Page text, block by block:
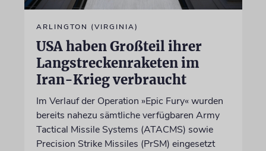
ARLINGTON (VIRGINIA)
USA haben Großteil ihrer
Langstreckenraketen im
Iran-Krieg verbraucht
Im Verlauf der Operation »Epic Fury« wurden
bereits nahezu sämtliche verfügbaren Army
Tactical Missile Systems (ATACMS) sowie
Precision Strike Missiles (PrSM) eingesetzt